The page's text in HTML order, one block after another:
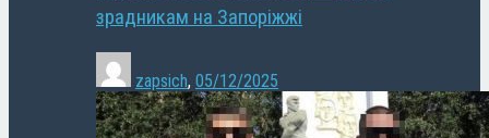
зрадникам на Запоріжжі
zapsich, 05/12/2025